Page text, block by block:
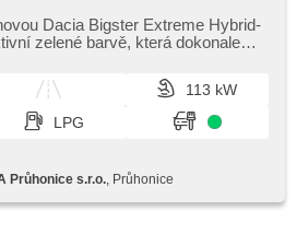
Blind Spot Anzeige, asistent jízdy v
der Ermüdung des Fahrers,
Tempomat, täglich
automatické přepínání
erfüllt 'EURO VI',
přístrojový štít, volba jízdního
Lichtsensor,
Lenkrad einstellbar,
Dacia Bigster Extreme Hybrid​-
zelené barvě,​ která dokonale
113 kW
LPG
Průhonice s.r.o., Průhonice